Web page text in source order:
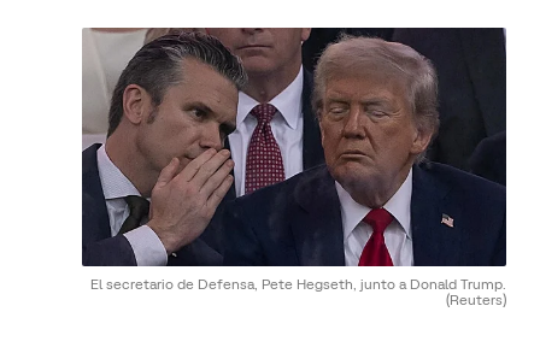
El secretario de Defensa, Pete Hegseth, junto a Donald Trump.
(Reuters)